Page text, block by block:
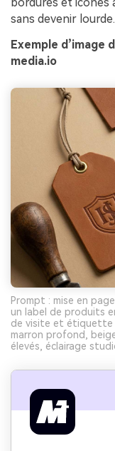
bordures et icônes
sans devenir lourde.
Exemple d’image
media.io
Prompt : mise en
un label de produits
de visite et étiquette
marron profond,
élevés, éclairage